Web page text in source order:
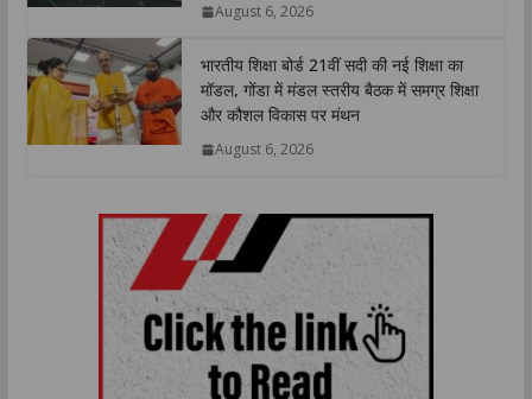
August 6, 2026
भारतीय शिक्षा बोर्ड 21वीं सदी की नई शिक्षा का
मॉडल, गोंडा में मंडल स्तरीय बैठक में समग्र शिक्षा
और कौशल विकास पर मंथन
August 6, 2026